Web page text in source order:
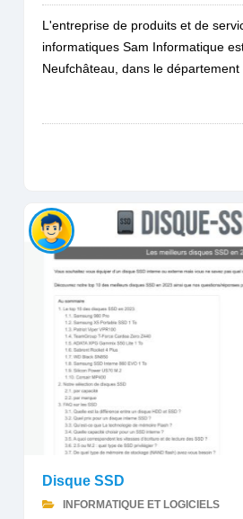
L'entreprise de produits et de
informatiques Sam Informatique
Neufchâteau, dans le département
Disque SSD
INFORMATIQUE ET LOGICIELS